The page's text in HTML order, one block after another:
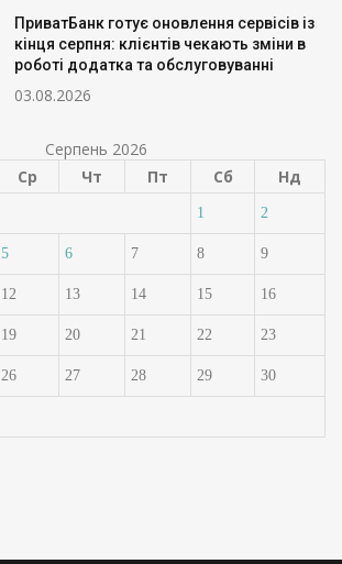
ПриватБанк готує оновлення сервісів із
кінця серпня: клієнтів чекають зміни в
роботі додатка та обслуговуванні
03.08.2026
Серпень 2026
Ср Чт Пт Сб Нд
1 2
5 6 7 8 9
12 13 14 15 16
19 20 21 22 23
26 27 28 29 30